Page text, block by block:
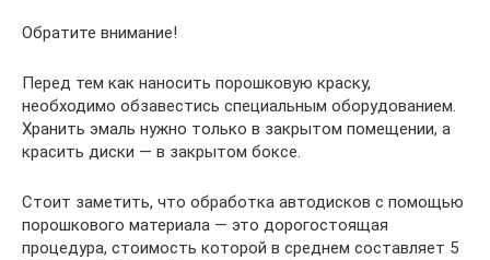
Обратите внимание!
Перед тем как наносить порошковую краску,
необходимо обзавестись специальным оборудованием.
Хранить эмаль нужно только в закрытом помещении, а
красить диски — в закрытом боксе.
Стоит заметить, что обработка автодисков с помощью
порошкового материала — это дорогостоящая
процедура, стоимость которой в среднем составляет 5